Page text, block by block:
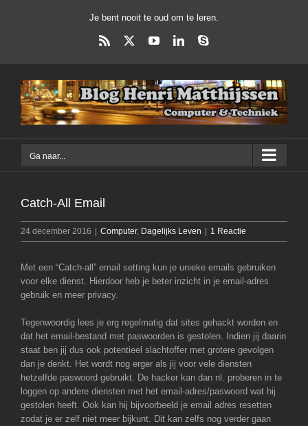
Je bent nooit te oud om te leren.
Rss YouTubeLinkedInSkype
Ga naar...
Catch-All Email
24 december 2016 | Computer, Dagelijks Leven | 1 Reactie
Met een “Catch-all” email setting kun je unieke emails gebruiken
voor elke dienst. Hierdoor heb je beter inzicht in je email-adres
gebruik en meer privacy.
Tegenwoordig lees je erg regelmatig dat sites gehackt worden en
dat het email-bestand met paswoorden is gestolen. Indien jij daarin
staat ben jij dus ook potentieel slachtoffer met grotere gevolgen
dan je denkt. Het wordt nog erger als jij voor vele diensten
hetzelfde paswoord gebruikt. De hacker kan dan nl. proberen in te
loggen op andere diensten met het email-adres/paswoord wat hij
gestolen heeft. Ook kan hij bijvoorbeeld je email adres resetten
zodat je er zelf niet meer bijkunt. Dit kan zelfs nog verder gaan